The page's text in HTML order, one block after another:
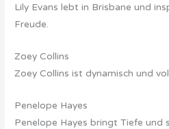
Lily Evans lebt in Brisbane und
Freude.
Zoey Collins
Zoey Collins ist dynamisch und
Penelope Hayes
Penelope Hayes bringt Tiefe und